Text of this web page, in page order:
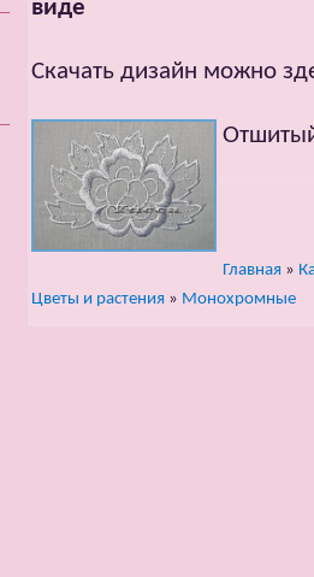
виде
Скачать дизайн можно
Главная »
Цветы и растения » Монохромные